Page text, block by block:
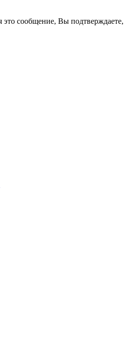
сообщение, Вы